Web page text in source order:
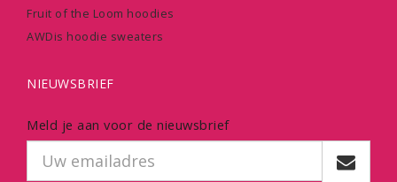
Fruit of the Loom hoodies
AWDis hoodie sweaters
NIEUWSBRIEF
Meld je aan voor de nieuwsbrief